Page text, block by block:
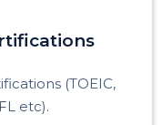
(TOEIC,
etc).